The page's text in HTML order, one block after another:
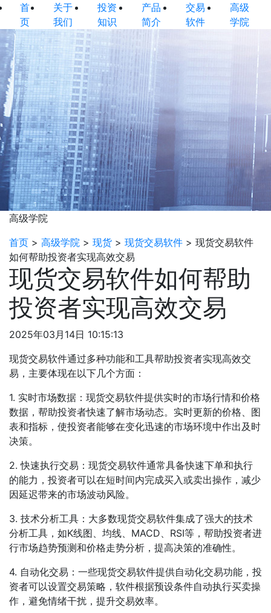
首
页
关于
我们
投资
知识
产品
简介
交易
软件
高级
学院
高级学院
首页 > 高级学院 > 现货 > 现货交易软件 > 现货交易软件
如何帮助投资者实现高效交易
现货交易软件如何帮助
投资者实现高效交易
2025年03月14日 10:15:13
现货交易软件通过多种功能和工具帮助投资者实现高效交
易，主要体现在以下几个方面：
1. 实时市场数据：现货交易软件提供实时的市场行情和价格
数据，帮助投资者快速了解市场动态。实时更新的价格、图
表和指标，使投资者能够在变化迅速的市场环境中作出及时
决策。
2. 快速执行交易：现货交易软件通常具备快速下单和执行
的能力，投资者可以在短时间内完成买入或卖出操作，减少
因延迟带来的市场波动风险。
3. 技术分析工具：大多数现货交易软件集成了强大的技术
分析工具，如K线图、均线、MACD、RSI等，帮助投资者进
行市场趋势预测和价格走势分析，提高决策的准确性。
4. 自动化交易：一些现货交易软件提供自动化交易功能，投
资者可以设置交易策略，软件根据预设条件自动执行买卖操
作，避免情绪干扰，提升交易效率。